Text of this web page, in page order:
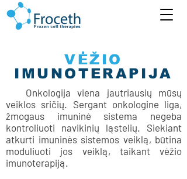
VĖŽIO
IMUNOTERAPIJA
Onkologija viena jautriausių mūsų
veiklos sričių. Sergant onkologine liga,
žmogaus imuninė sistema negeba
kontroliuoti navikinių ląstelių. Siekiant
atkurti imuninės sistemos veiklą, būtina
moduliuoti jos veiklą, taikant vėžio
imunoterapiją.